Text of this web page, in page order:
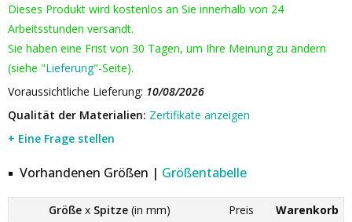
Dieses Produkt wird kostenlos an Sie innerhalb von 24
Arbeitsstunden versandt.
Sie haben eine Frist von 30 Tagen, um Ihre Meinung zu ändern
(siehe "Lieferung"-Seite).
Voraussichtliche Lieferung: 10/08/2026
Qualität der Materialien: Zertifikate anzeigen
+ Eine Frage stellen
Vorhandenen Größen | Größentabelle
Größe x Spitze (in mm) Preis Warenkorb